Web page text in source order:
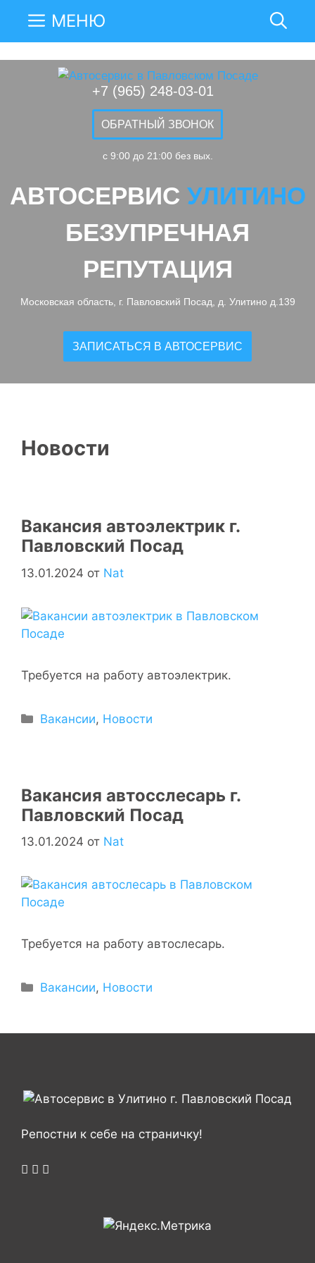
МЕНЮ
+7 (965) 248-03-01
ОБРАТНЫЙ ЗВОНОК
c 9:00 до 21:00 без вых.
АВТОСЕРВИС УЛИТИНО
БЕЗУПРЕЧНАЯ
РЕПУТАЦИЯ
Московская область, г. Павловский Посад, д. Улитино д.139
ЗАПИСАТЬСЯ В АВТОСЕРВИС
Новости
Вакансия автоэлектрик г.
Павловский Посад
13.01.2024 от Nat
Требуется на работу автоэлектрик.
Вакансии, Новости
Вакансия автосслесарь г.
Павловский Посад
13.01.2024 от Nat
Требуется на работу автослесарь.
Вакансии, Новости
Репостни к себе на страничку!